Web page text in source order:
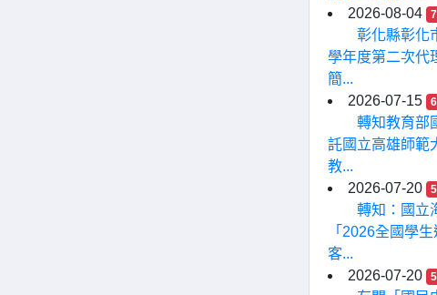
2026-08-04
彰化縣彰化
學年度第二次代
簡...
2026-07-15
轉知教育部
託國立高雄師範
教...
2026-07-20
轉知：國立
「2026全國學
客...
2026-07-20